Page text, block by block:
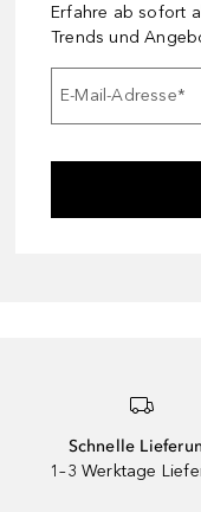
Erfahre ab sofort
Trends und
E-Mail-Adresse*
Schnelle
1–3 Werktage